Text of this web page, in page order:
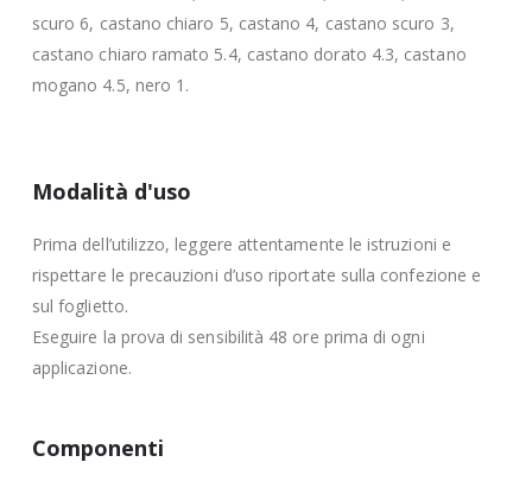
scuro 6, castano chiaro 5, castano 4, castano scuro 3,
castano chiaro ramato 5.4, castano dorato 4.3, castano
mogano 4.5, nero 1.
Modalità d'uso
Prima dell’utilizzo, leggere attentamente le istruzioni e
rispettare le precauzioni d’uso riportate sulla confezione e
sul foglietto.
Eseguire la prova di sensibilità 48 ore prima di ogni
applicazione.
Componenti